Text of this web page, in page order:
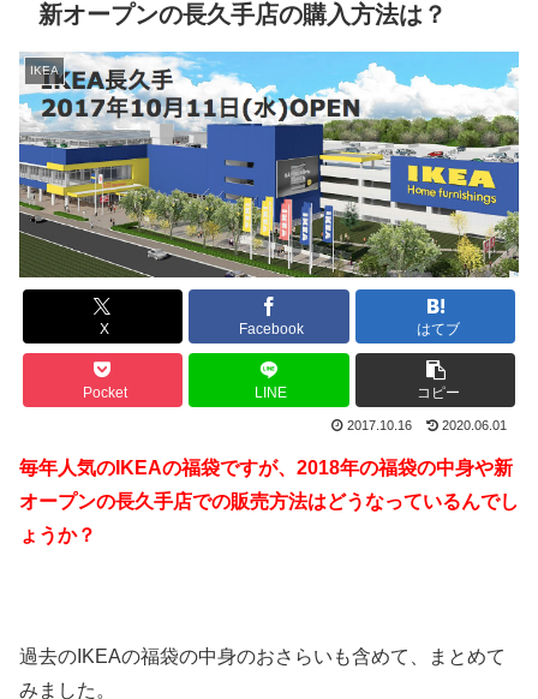
新オープンの長久手店の購入方法は？
IKEA
X Facebook はてブ
Pocket LINE コピー
2017.10.16 2020.06.01
毎年人気のIKEAの福袋ですが、2018年の福袋の中身や新
オープンの長久手店での販売方法はどうなっているんでし
ょうか？
過去のIKEAの福袋の中身のおさらいも含めて、まとめて
みました。